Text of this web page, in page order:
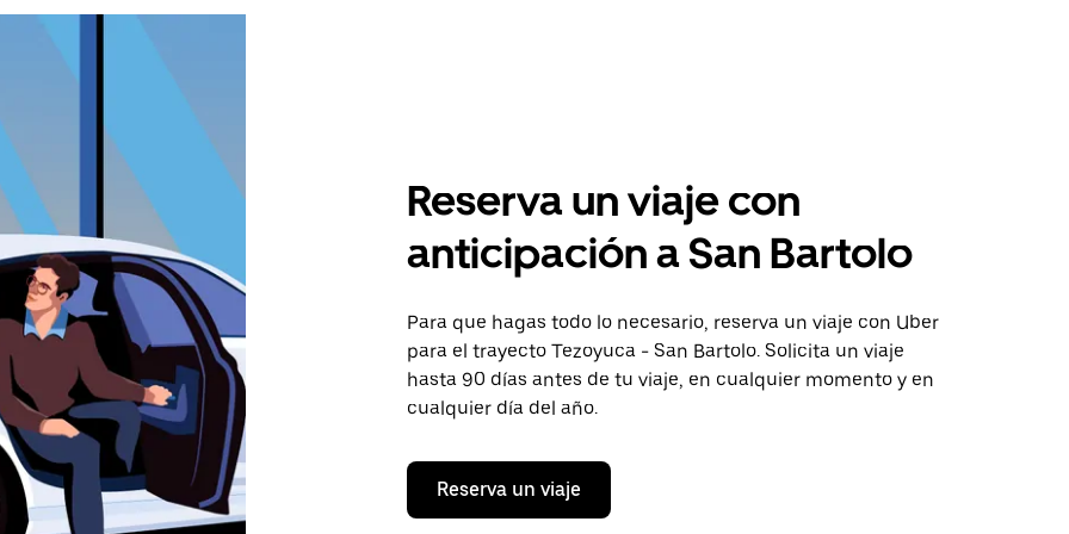
Reserva un viaje con
anticipación a San Bartolo
Para que hagas todo lo necesario, reserva un viaje con Uber
para el trayecto Tezoyuca - San Bartolo. Solicita un viaje
hasta 90 días antes de tu viaje, en cualquier momento y en
cualquier día del año.
Reserva un viaje